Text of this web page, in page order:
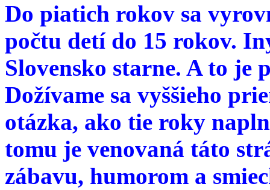
Do piatich rokov sa
počtu detí do 15 rokov.
Slovensko starne. A to je
Dožívame sa vyššieho
otázka, ako tie roky
tomu je venovaná táto
zábavu, humorom a